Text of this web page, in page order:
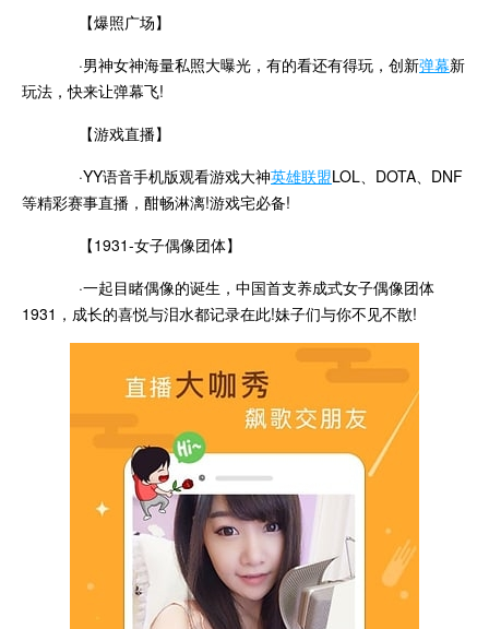
【爆照广场】
·男神女神海量私照大曝光，有的看还有得玩，创新弹幕新
玩法，快来让弹幕飞!
【游戏直播】
·YY语音手机版观看游戏大神英雄联盟LOL、DOTA、DNF
等精彩赛事直播，酣畅淋漓!游戏宅必备!
【1931-女子偶像团体】
·一起目睹偶像的诞生，中国首支养成式女子偶像团体
1931，成长的喜悦与泪水都记录在此!妹子们与你不见不散!